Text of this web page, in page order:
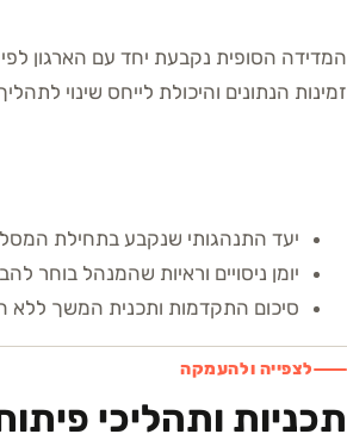
המדידה הסופית נקבעת יחד עם הארגון
זמינות הנתונים והיכולת לייחס שינוי
יעד התנהגותי שנקבע בתחילת
יומן ניסויים וראיות שהמנהל בוחר
סיכום התקדמות ותכנית המשך ללא
לצפייה ולהעמקה
תכניות ותהליכי